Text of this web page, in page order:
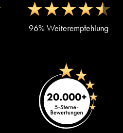
96% Weiterempfehlung